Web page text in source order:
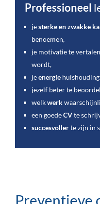
Professioneel
jesterke en zwakke
benoemen,
je motivatie te
wordt,
jeenergie
jezelf beter te
welkwerk
een goedeCVte
succesvollerte zijn in
Preventieve